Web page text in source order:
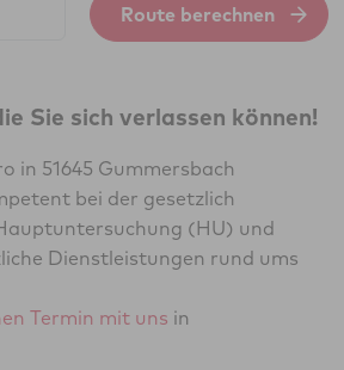
Route berechnen
Sie sich verlassen können!
in 51645 Gummersbach
bei der gesetzlich
(HU) und
Dienstleistungen rund ums
Termin mit uns in